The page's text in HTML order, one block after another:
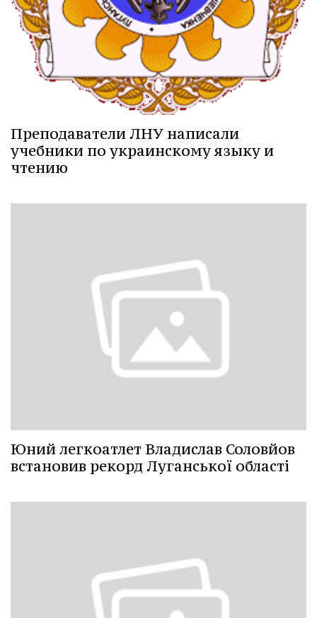
Преподаватели ЛНУ написали
учебники по украинскому языку и
чтению
Юний легкоатлет Владислав Соловйов
встановив рекорд Луганської області